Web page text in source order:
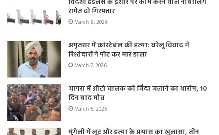
विदेशी हैंडलर्स के इशारे पर काम करने वाले नाबालिग
समेत दो गिरफ्तार
March 8, 2026
अमृतसर में कांस्टेबल की हत्या: घरेलू विवाद में
रिश्तेदारों ने पीट कर मार डाला
March 7, 2026
आगरा में ऑटो चालक को जिंदा जलाने का आरोप, 10
दिन बाद मौत
March 6, 2026
मुंगेली में लूट और हत्या के प्रयास का खुलासा, तीन